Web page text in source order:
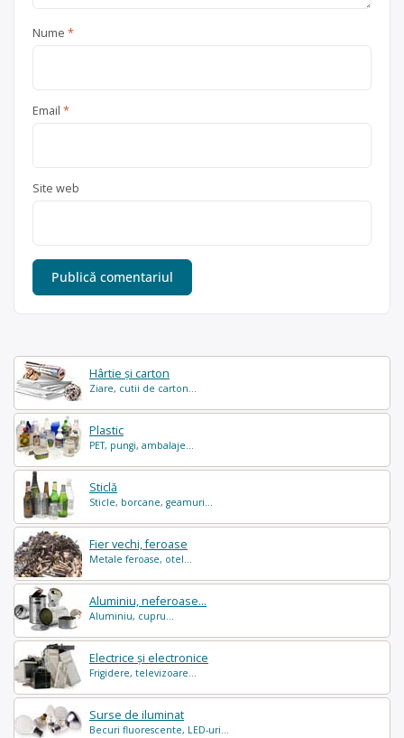
Hârtie și carton
Ziare, cutii de carton...
Plastic
PET, pungi, ambalaje...
Sticlă
Sticle, borcane, geamuri...
Fier vechi, feroase
Metale feroase, otel...
Aluminiu, neferoase...
Aluminiu, cupru...
Electrice și electronice
Frigidere, televizoare...
Surse de iluminat
Becuri fluorescente, LED-uri...
Nume *
Email *
Site web